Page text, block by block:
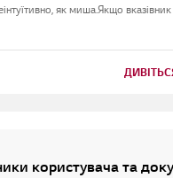
як миша.Якщо
користувача та